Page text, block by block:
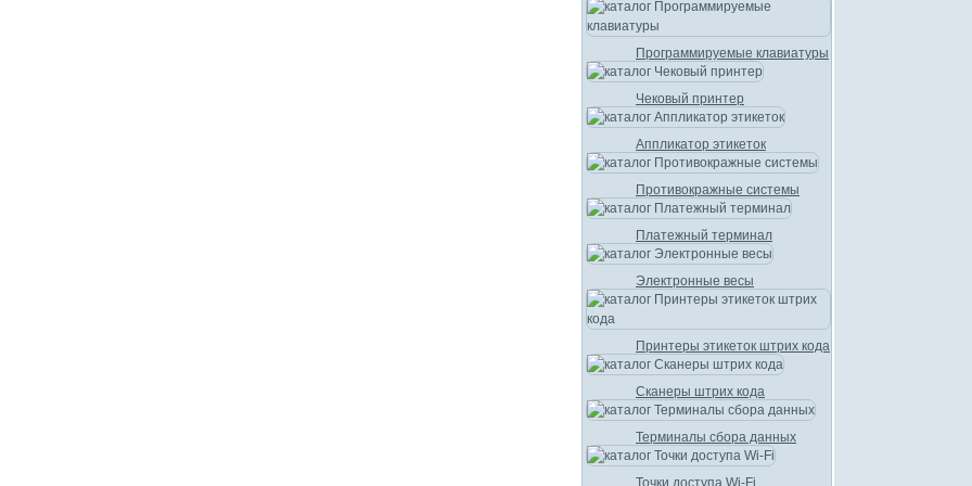
Программируемые клавиатуры
Чековый принтер
Аппликатор этикеток
Противокражные системы
Платежный терминал
Электронные весы
Принтеры этикеток штрих кода
Сканеры штрих кода
Терминалы сбора данных
Точки доступа Wi-Fi